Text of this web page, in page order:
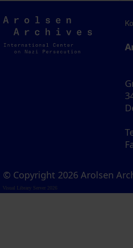
Arolsen
Archives
© Copyright 2026 Arolsen
Visual Library Server 2026